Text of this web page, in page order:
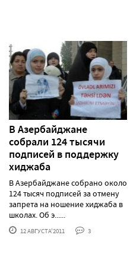
В Азербайджане
собрали 124 тысячи
подписей в поддержку
хиджаба
В Азербайджане собрано около
124 тысяч подписей за отмену
запрета на ношение хиджаба в
школах. Об э......
12 АВГУСТА'2011 3